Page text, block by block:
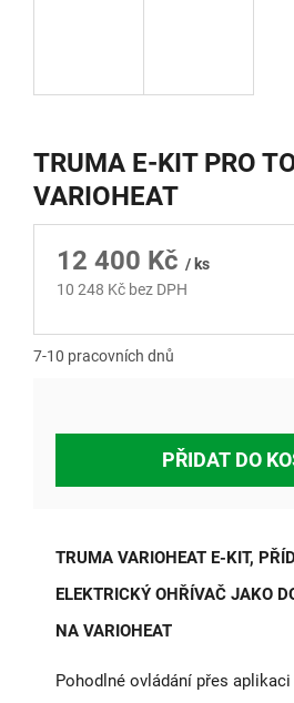
TRUMA E-KIT PRO
VARIOHEAT
12 400 Kč / ks
10 248 Kč bez DPH
7-10 pracovních dnů
PŘIDAT DO
TRUMA VARIOHEAT E-KIT,
ELEKTRICKÝ OHŘÍVAČ JAKO
NA VARIOHEAT
Pohodlné ovládání přes aplikaci